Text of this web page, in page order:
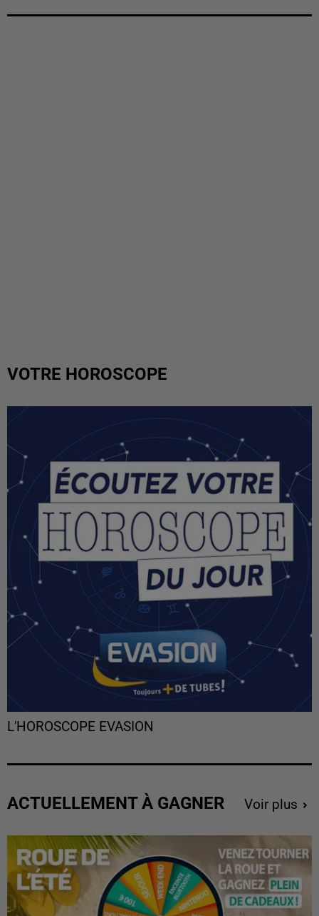
VOTRE HOROSCOPE
L'HOROSCOPE EVASION
ACTUELLEMENT À GAGNER Voir plus